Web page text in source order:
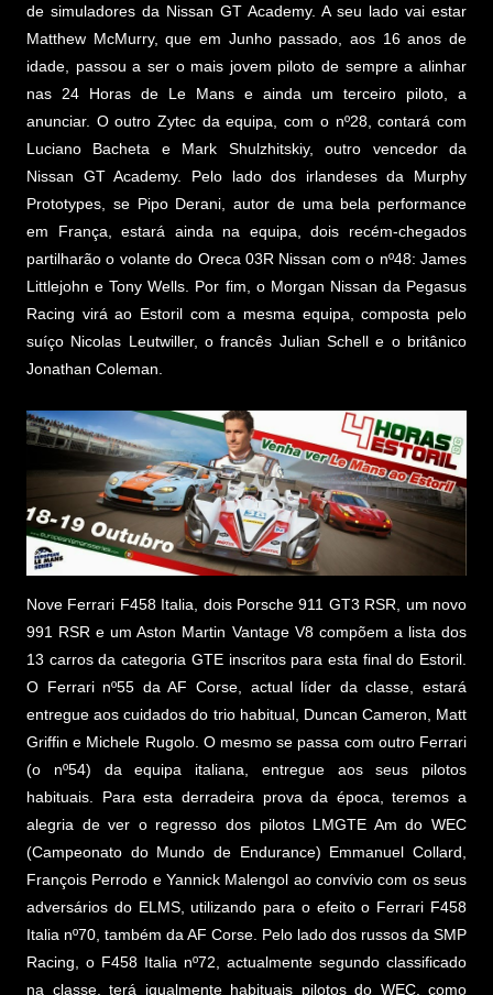
de simuladores da Nissan GT Academy. A seu lado vai estar
Matthew McMurry, que em Junho passado, aos 16 anos de
idade, passou a ser o mais jovem piloto de sempre a alinhar
nas 24 Horas de Le Mans e ainda um terceiro piloto, a
anunciar. O outro Zytec da equipa, com o nº28, contará com
Luciano Bacheta e Mark Shulzhitskiy, outro vencedor da
Nissan GT Academy. Pelo lado dos irlandeses da Murphy
Prototypes, se Pipo Derani, autor de uma bela performance
em França, estará ainda na equipa, dois recém-chegados
partilharão o volante do Oreca 03R Nissan com o nº48: James
Littlejohn e Tony Wells. Por fim, o Morgan Nissan da Pegasus
Racing virá ao Estoril com a mesma equipa, composta pelo
suíço Nicolas Leutwiller, o francês Julian Schell e o britânico
Jonathan Coleman.
Nove Ferrari F458 Italia, dois Porsche 911 GT3 RSR, um novo
991 RSR e um Aston Martin Vantage V8 compõem a lista dos
13 carros da categoria GTE inscritos para esta final do Estoril.
O Ferrari nº55 da AF Corse, actual líder da classe, estará
entregue aos cuidados do trio habitual, Duncan Cameron, Matt
Griffin e Michele Rugolo. O mesmo se passa com outro Ferrari
(o nº54) da equipa italiana, entregue aos seus pilotos
habituais. Para esta derradeira prova da época, teremos a
alegria de ver o regresso dos pilotos LMGTE Am do WEC
(Campeonato do Mundo de Endurance) Emmanuel Collard,
François Perrodo e Yannick Malengol ao convívio com os seus
adversários do ELMS, utilizando para o efeito o Ferrari F458
Italia nº70, também da AF Corse. Pelo lado dos russos da SMP
Racing, o F458 Italia nº72, actualmente segundo classificado
na classe, terá igualmente habituais pilotos do WEC, como